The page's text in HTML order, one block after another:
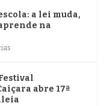
a lei muda,
na
abre 17ª